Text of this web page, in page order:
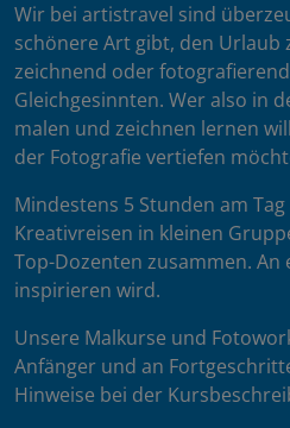
Wir bei artistravel sind
schönere Art gibt, den Urlaub
zeichnend oder
Gleichgesinnten. Wer also in
malen und zeichnen lernen
der Fotografie vertiefen
Mindestens 5 Stunden am
Kreativreisen in kleinen
Top-Dozenten zusammen. An
inspirieren wird.
Unsere Malkurse und
Anfänger und an
Hinweise bei der